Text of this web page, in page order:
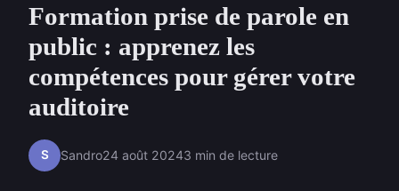
Formation prise de parole en
public : apprenez les
compétences pour gérer votre
auditoire
S Sandro24 août 20243 min de lecture